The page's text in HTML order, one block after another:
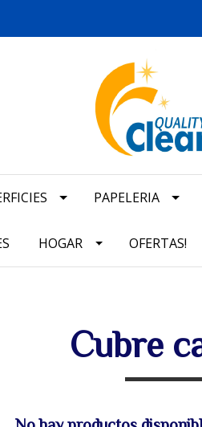
PAPELERIA
HOGAR OFERTAS!
Cubre